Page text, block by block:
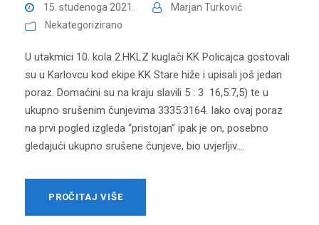
15. studenoga 2021.
Marjan Turković
Nekategorizirano
U utakmici 10. kola 2.HKLZ kuglači KK Policajca gostovali
su u Karlovcu kod ekipe KK Stare hiže i upisali još jedan
poraz. Domaćini su na kraju slavili 5 : 3 16,5:7,5) te u
ukupno srušenim čunjevima 3335:3164. Iako ovaj poraz
na prvi pogled izgleda “pristojan” ipak je on, posebno
gledajući ukupno srušene čunjeve, bio uvjerljiv....
PROČITAJ VIŠE